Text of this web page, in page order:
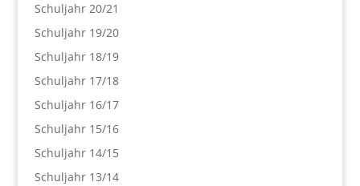
Schuljahr 20/21
Schuljahr 19/20
Schuljahr 18/19
Schuljahr 17/18
Schuljahr 16/17
Schuljahr 15/16
Schuljahr 14/15
Schuljahr 13/14